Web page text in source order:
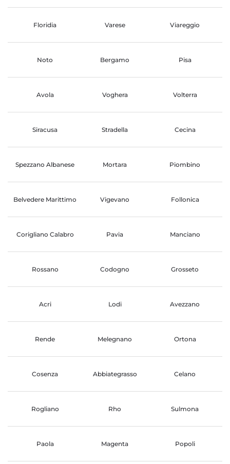
Floridia Varese Viareggio
Noto Bergamo Pisa
Avola Voghera Volterra
Siracusa Stradella Cecina
Spezzano Albanese Mortara Piombino
Belvedere Marittimo Vigevano Follonica
Corigliano Calabro Pavia Manciano
Rossano Codogno Grosseto
Acri Lodi Avezzano
Rende Melegnano Ortona
Cosenza Abbiategrasso Celano
Rogliano Rho Sulmona
Paola Magenta Popoli